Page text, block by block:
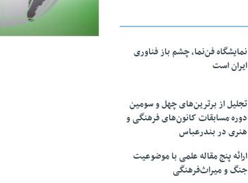
نمایشگاه فن‌نما، چشم باز فناوری
ایران است
تجلیل از بر‌ترین‌های چهل و سومین
دوره مسابقات کانون‌های فرهنگی و
هنری در بندرعباس
ارائه پنج مقاله علمی با موضوعیت
جنگ و میراث‌فرهنگی